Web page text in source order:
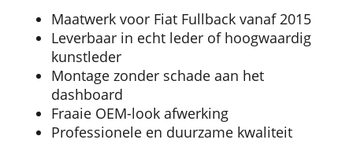
Maatwerk voor Fiat Fullback vanaf 2015
Leverbaar in echt leder of hoogwaardig
kunstleder
Montage zonder schade aan het
dashboard
Fraaie OEM-look afwerking
Professionele en duurzame kwaliteit